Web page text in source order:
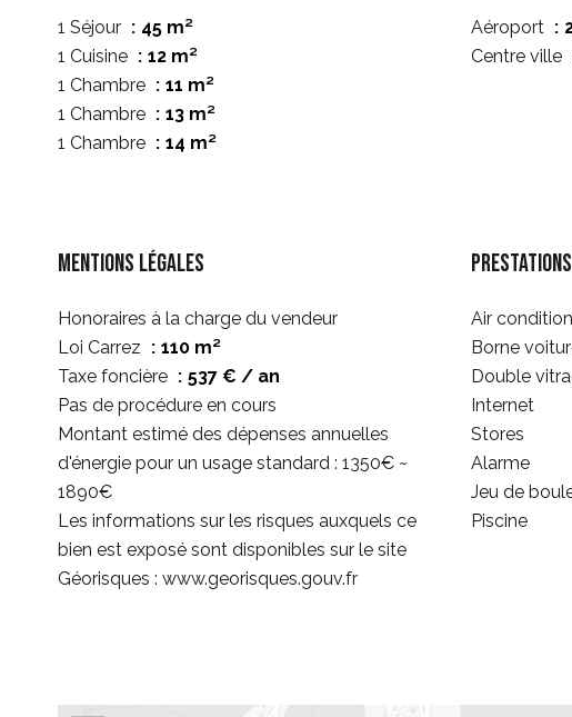
1 Séjour
45 m²
1 Cuisine
12 m²
1 Chambre
11 m²
1 Chambre
13 m²
1 Chambre
14 m²
Aéroport
Centre ville
Mentions légales
Honoraires à la charge du vendeur
Loi Carrez
110 m²
Taxe foncière
537 € / an
Pas de procédure en cours
Montant estimé des dépenses annuelles
d'énergie pour un usage standard : 1350€ ~
1890€
Les informations sur les risques auxquels ce
bien est exposé sont disponibles sur le site
Géorisques : www.georisques.gouv.fr
Prestations
Air
Borne
Double
Internet
Stores
Alarme
Jeu de
Piscine